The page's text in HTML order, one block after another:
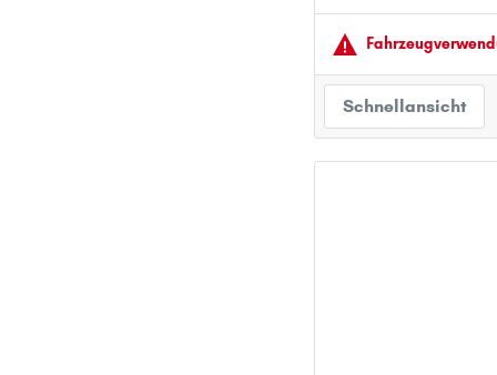
PEUGEOT
PORSCHE
R
Schnellansicht